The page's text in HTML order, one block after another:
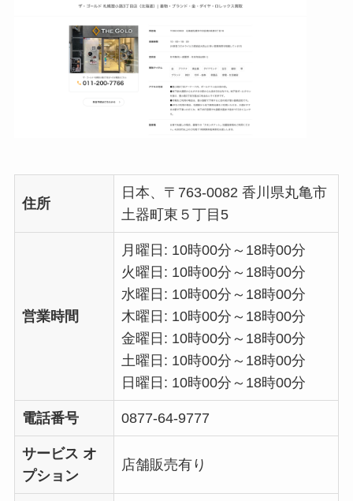
住所
日本、〒763-0082 香川県丸亀市
土器町東５丁目5
営業時間
月曜日: 10時00分～18時00分
火曜日: 10時00分～18時00分
水曜日: 10時00分～18時00分
木曜日: 10時00分～18時00分
金曜日: 10時00分～18時00分
土曜日: 10時00分～18時00分
日曜日: 10時00分～18時00分
電話番号 0877-64-9777
サービス オ
プション
店舗販売有り